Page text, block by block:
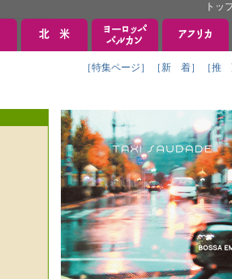
トッ
［特集ページ］ ［新 着］ ［推